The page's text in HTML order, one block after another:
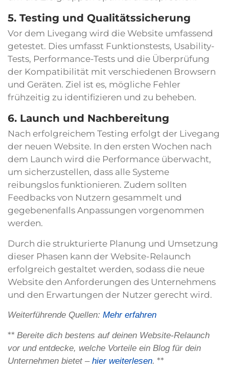
5. Testing und Qualitätssicherung
Vor dem Livegang wird die Website umfassend
getestet. Dies umfasst Funktionstests, Usability-
Tests, Performance-Tests und die Überprüfung
der Kompatibilität mit verschiedenen Browsern
und Geräten. Ziel ist es, mögliche Fehler
frühzeitig zu identifizieren und zu beheben.
6. Launch und Nachbereitung
Nach erfolgreichem Testing erfolgt der Livegang
der neuen Website. In den ersten Wochen nach
dem Launch wird die Performance überwacht,
um sicherzustellen, dass alle Systeme
reibungslos funktionieren. Zudem sollten
Feedbacks von Nutzern gesammelt und
gegebenenfalls Anpassungen vorgenommen
werden.
Durch die strukturierte Planung und Umsetzung
dieser Phasen kann der Website-Relaunch
erfolgreich gestaltet werden, sodass die neue
Website den Anforderungen des Unternehmens
und den Erwartungen der Nutzer gerecht wird.
Weiterführende Quellen: Mehr erfahren
** Bereite dich bestens auf deinen Website-Relaunch
vor und entdecke, welche Vorteile ein Blog für dein
Unternehmen bietet – hier weiterlesen. **